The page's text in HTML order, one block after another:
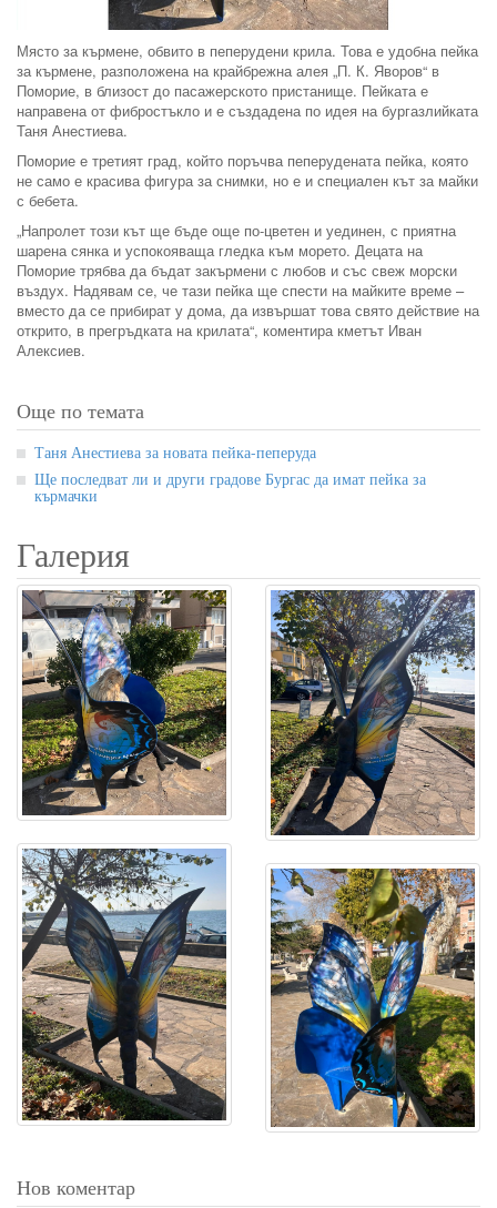
Място за кърмене, обвито в пеперудени крила. Това е удобна пейка
за кърмене, разположена на крайбрежна алея „П. К. Яворов“ в
Поморие, в близост до пасажерското пристанище. Пейката е
направена от фибростъкло и е създадена по идея на бургазлийката
Таня Анестиева.
Поморие е третият град, който поръчва пеперудената пейка, която
не само е красива фигура за снимки, но е и специален кът за майки
с бебета.
„Напролет този кът ще бъде още по-цветен и уединен, с приятна
шарена сянка и успокояваща гледка към морето. Децата на
Поморие трябва да бъдат закърмени с любов и със свеж морски
въздух. Надявам се, че тази пейка ще спести на майките време –
вместо да се прибират у дома, да извършат това свято действие на
открито, в прегръдката на крилата“, коментира кметът Иван
Алексиев.
Още по темата
Таня Анестиева за новата пейка-пеперуда
Ще последват ли и други градове Бургас да имат пейка за
кърмачки
Галерия
Нов коментар